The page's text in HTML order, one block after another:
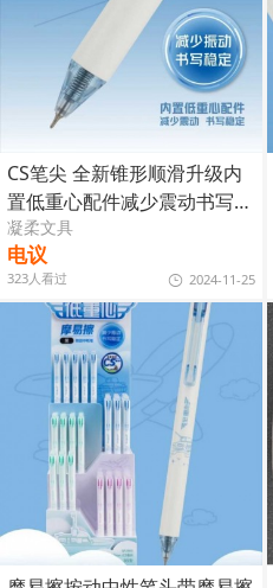
CS笔尖 全新锥形顺滑升级内
置低重心配件减少震动书写稳
定
凝柔文具
电议
323人看过 2024-11-25